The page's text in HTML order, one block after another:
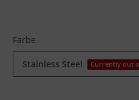
Farbe
Stainless Steel Currently out